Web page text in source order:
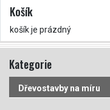
Košík
košík je prázdný
Kategorie
Dřevostavby na míru